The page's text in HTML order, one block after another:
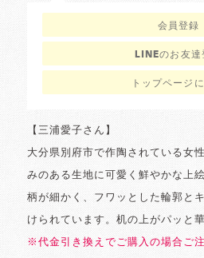
会員登録
LINEのお友達
トップページ
【三浦愛子さん】
大分県別府市で作陶されている女
みのある生地に可愛く鮮やかな上
柄が細かく、フワッとした輪郭と
けられています。机の上がパッと
※代金引き換えでご購入の場合ご